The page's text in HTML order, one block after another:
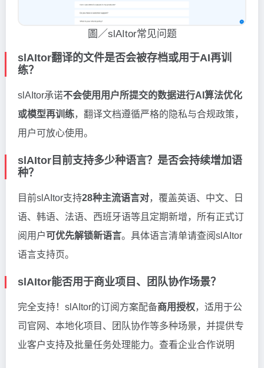
圖／slAItor常见问题
slAItor翻译的文件是否会被存档或用于AI再训
练？
slAItor承诺不会使用用户所提交的数据进行AI算法优化
或模型再训练，翻译文档遵循严格的隐私与合规政策，
用户可放心使用。
slAItor目前支持多少种语言？是否会持续增加语
种？
目前slAItor支持28种主流语言对，覆盖英语、中文、日
语、韩语、法语、西班牙语等且定期新增，所有正式订
阅用户可优先解锁新语言。具体语言清单请查阅slAItor
语言支持页。
slAItor能否用于商业项目、团队协作场景？
完全支持！slAItor的订阅方案配备商用授权，适用于公
司官网、本地化项目、团队协作等多种场景，并提供专
业客户支持及批量任务处理能力。查看企业合作说明